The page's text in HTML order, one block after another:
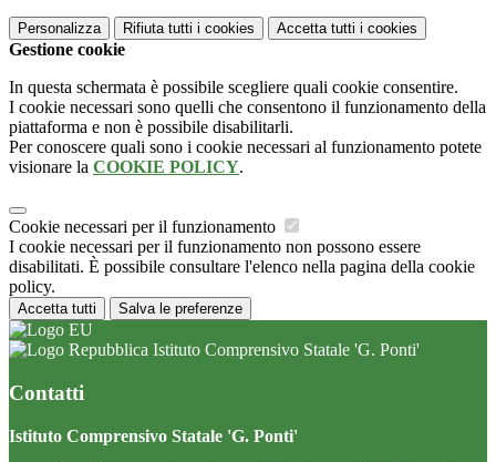
Personalizza Rifiuta tutti i cookies Accetta tutti i cookies
Gestione cookie
In questa schermata è possibile scegliere quali cookie consentire.
I cookie necessari sono quelli che consentono il funzionamento della
piattaforma e non è possibile disabilitarli.
Per conoscere quali sono i cookie necessari al funzionamento potete
visionare la COOKIE POLICY.
Cookie necessari per il funzionamento
I cookie necessari per il funzionamento non possono essere
disabilitati. È possibile consultare l'elenco nella pagina della cookie
policy.
Accetta tutti Salva le preferenze
Istituto Comprensivo Statale 'G. Ponti'
Contatti
Istituto Comprensivo Statale 'G. Ponti'